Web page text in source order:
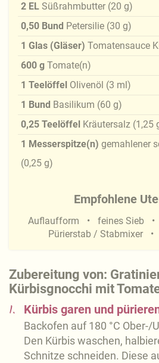
Zubereitung von:
Kürbisgnocchi mit
1. Kürbis garen und
Backofen auf 180 °C Ober-/
Den Kürbis waschen,
Schnitze schneiden. Diese
2 EL Süßrahmbutter (20 g)
0,50 Bund Petersilie (30 g)
1 Glas (Gläser) Tomatensauce
600 g Tomate(n)
1 Teelöffel Olivenöl (3 ml)
1 Bund Basilikum (60 g)
0,25 Teelöffel Kräutersalz (1,25
1 Messerspitze(n) gemahlener
(0,25 g)
Empfohlene
Auflaufform feines Sieb
Pürierstab / Stabmixer